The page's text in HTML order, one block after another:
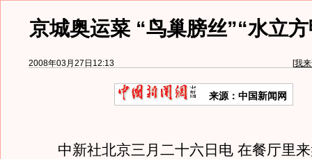
京城奥运菜 “鸟巢膀丝”“水立
2008年03月27日12:13 [我
来源：中国新闻网
中新社北京三月二十六日电 在餐厅里来